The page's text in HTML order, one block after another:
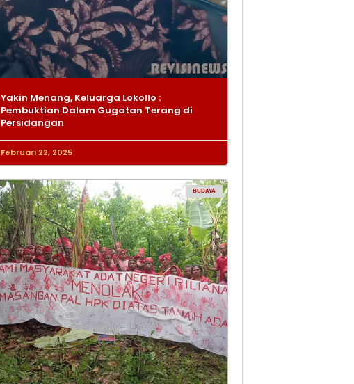
Yakin Menang, Keluarga Lokollo :
Pembuktian Dalam Gugatan Terang di
Persidangan
Februari 22, 2025
BUDAYA